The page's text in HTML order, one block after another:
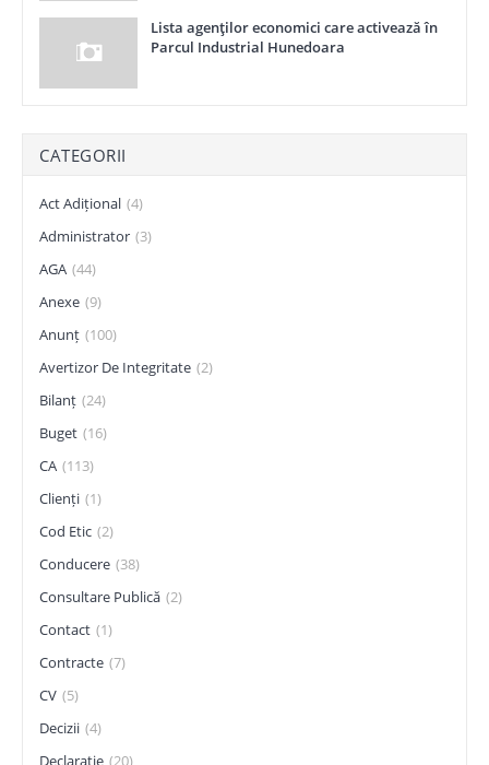
Lista agenţilor economici care activează în
Parcul Industrial Hunedoara
CATEGORII
Act Adițional (4)
Administrator (3)
AGA (44)
Anexe (9)
Anunț (100)
Avertizor De Integritate (2)
Bilanț (24)
Buget (16)
CA (113)
Clienți (1)
Cod Etic (2)
Conducere (38)
Consultare Publică (2)
Contact (1)
Contracte (7)
CV (5)
Decizii (4)
Declarație (20)